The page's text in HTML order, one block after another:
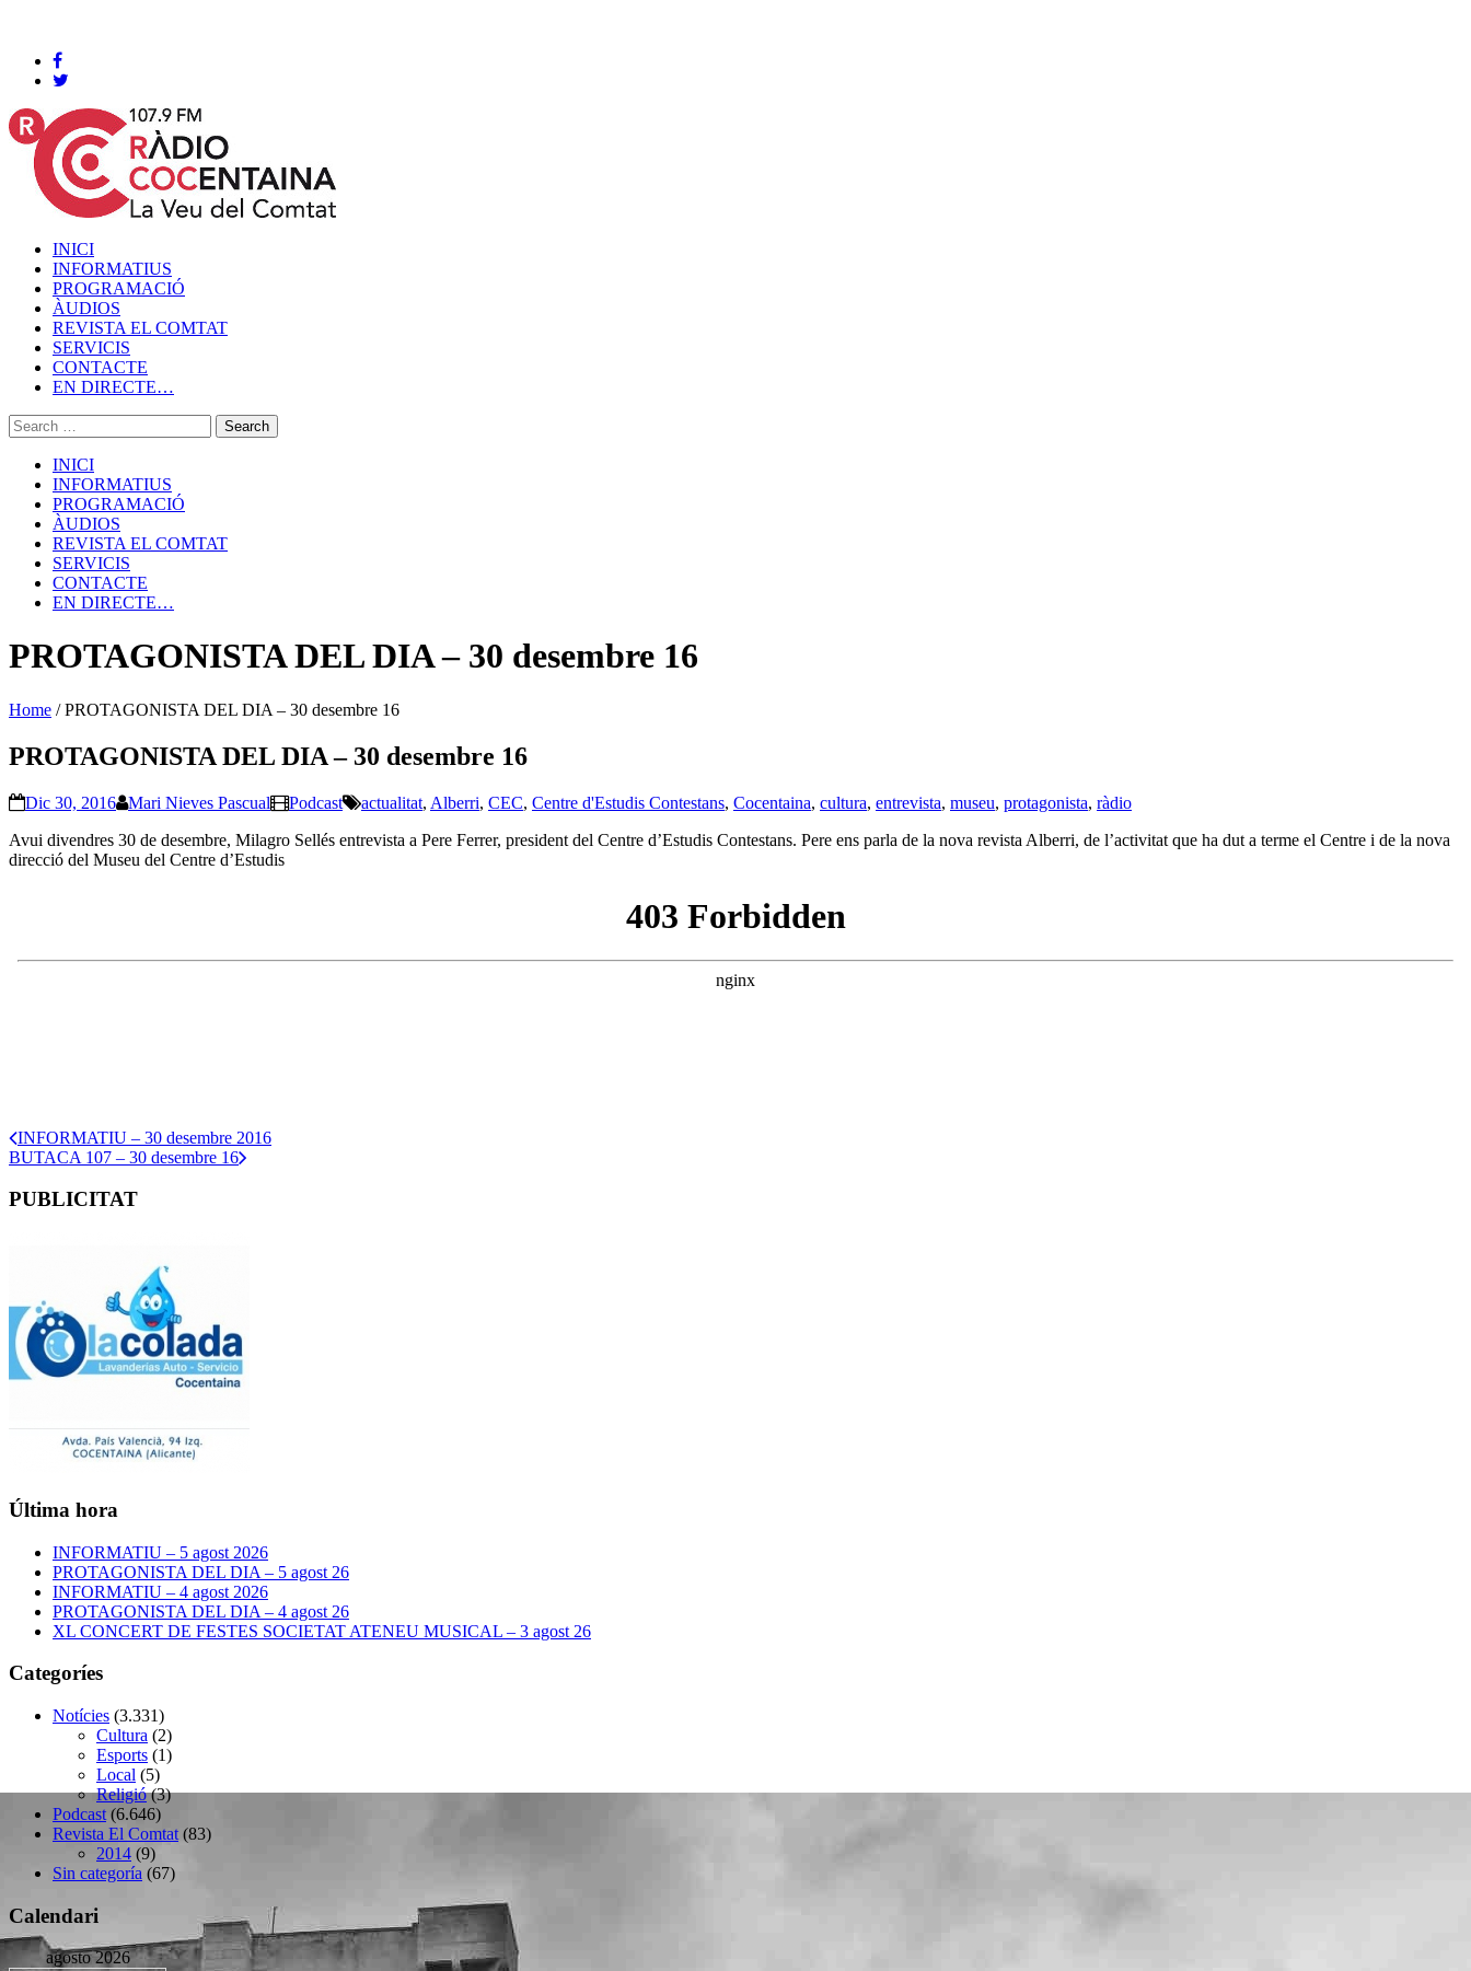
INICI
INFORMATIUS
PROGRAMACIÓ
ÀUDIOS
REVISTA EL COMTAT
SERVICIS
CONTACTE
EN DIRECTE…
INICI
INFORMATIUS
PROGRAMACIÓ
ÀUDIOS
REVISTA EL COMTAT
SERVICIS
CONTACTE
EN DIRECTE…
PROTAGONISTA DEL DIA – 30 desembre 16
Home /PROTAGONISTA DEL DIA – 30 desembre 16
PROTAGONISTA DEL DIA – 30 desembre 16
Dic 30, 2016 Mari Nieves Pascual Podcast actualitat, Alberri, CEC, Centre d'Estudis Contestans, Cocentaina, cultura, entrevista, museu, protagonista, ràdio
Avui divendres 30 de desembre, Milagro Sellés entrevista a Pere Ferrer, president del Centre d’Estudis Contestans. Pere ens parla de la nova revista Alberri, de l’activitat que ha dut a terme el Centre i de la nova
direcció del Museu del Centre d’Estudis
INFORMATIU – 30 desembre 2016
BUTACA 107 – 30 desembre 16
PUBLICITAT
Última hora
INFORMATIU – 5 agost 2026
PROTAGONISTA DEL DIA – 5 agost 26
INFORMATIU – 4 agost 2026
PROTAGONISTA DEL DIA – 4 agost 26
XL CONCERT DE FESTES SOCIETAT ATENEU MUSICAL – 3 agost 26
Categoríes
Notícies (3.331)
Cultura (2)
Esports (1)
Local (5)
Religió(3)
Podcast (6.646)
Revista El Comtat (83)
2014 (9)
Sin categoría (67)
Calendari
agosto 2026